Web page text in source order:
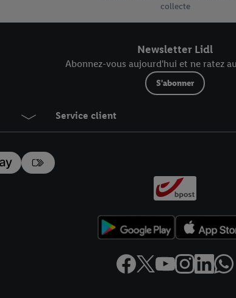
collecte
Newsletter Lidl
Abonnez-vous aujourd'hui et ne ratez
S'abonner
Service client